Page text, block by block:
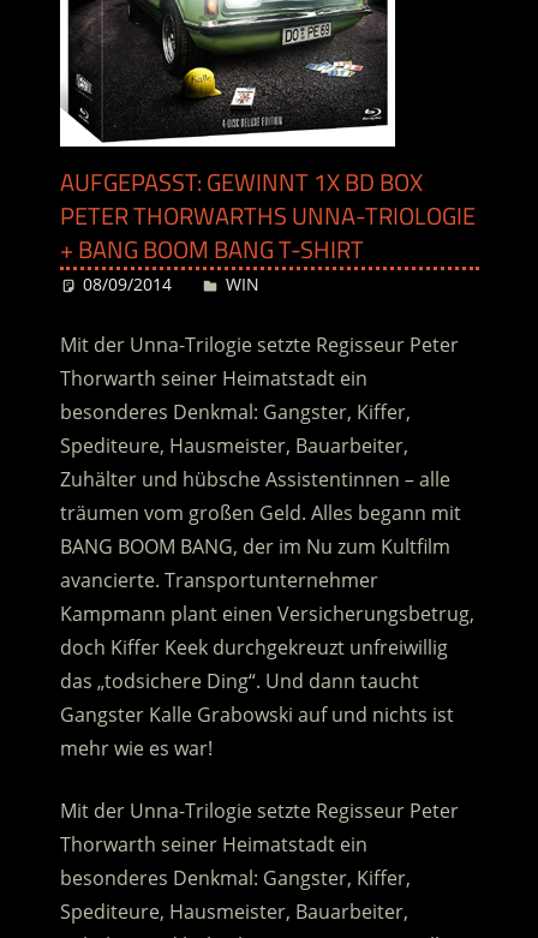
AUFGEPASST: GEWINNT 1X BD BOX
PETER THORWARTHS UNNA-TRIOLOGIE
+ BANG BOOM BANG T-SHIRT
08/09/2014 Desiree
WIN
Mit der Unna-Trilogie setzte Regisseur Peter
Thorwarth seiner Heimatstadt ein
besonderes Denkmal: Gangster, Kiffer,
Spediteure, Hausmeister, Bauarbeiter,
Zuhälter und hübsche Assistentinnen – alle
träumen vom großen Geld. Alles begann mit
BANG BOOM BANG, der im Nu zum Kultfilm
avancierte. Transportunternehmer
Kampmann plant einen Versicherungsbetrug,
doch Kiffer Keek durchgekreuzt unfreiwillig
das „todsichere Ding“. Und dann taucht
Gangster Kalle Grabowski auf und nichts ist
mehr wie es war!
Mit der Unna-Trilogie setzte Regisseur Peter
Thorwarth seiner Heimatstadt ein
besonderes Denkmal: Gangster, Kiffer,
Spediteure, Hausmeister, Bauarbeiter,